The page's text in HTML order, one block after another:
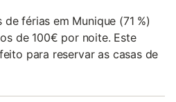
férias em Munique (71 %)
de 100€ por noite. Este
para reservar as casas de